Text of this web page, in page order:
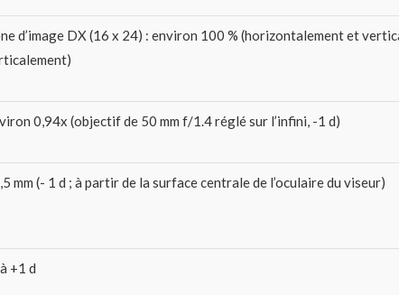
d’image DX (16 x 24) : environ 100 % (horizontalement et
0,94x (objectif de 50 mm f/1.4 réglé sur l’infini, -1 d)
mm (- 1 d ; à partir de la surface centrale de l’oculaire du viseur)
+1 d